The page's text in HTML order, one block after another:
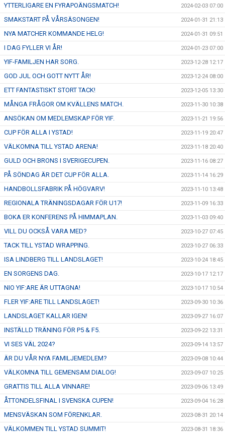
YTTERLIGARE EN FYRAPOÄNGSMATCH! 2024-02-03 07:00
SMAKSTART PÅ VÅRSÄSONGEN! 2024-01-31 21:13
NYA MATCHER KOMMANDE HELG! 2024-01-31 09:51
I DAG FYLLER VI ÅR! 2024-01-23 07:00
YIF-FAMILJEN HAR SORG. 2023-12-28 12:17
GOD JUL OCH GOTT NYTT ÅR! 2023-12-24 08:00
ETT FANTASTISKT STORT TACK! 2023-12-05 13:30
MÅNGA FRÅGOR OM KVÄLLENS MATCH. 2023-11-30 10:38
ANSÖKAN OM MEDLEMSKAP FÖR YIF. 2023-11-21 19:56
CUP FÖR ALLA I YSTAD! 2023-11-19 20:47
VÄLKOMNA TILL YSTAD ARENA! 2023-11-18 20:40
GULD OCH BRONS I SVERIGECUPEN. 2023-11-16 08:27
PÅ SÖNDAG ÄR DET CUP FÖR ALLA. 2023-11-14 16:29
HANDBOLLSFABRIK PÅ HÖGVARV! 2023-11-10 13:48
REGIONALA TRÄNINGSDAGAR FÖR U17! 2023-11-09 16:33
BOKA ER KONFERENS PÅ HIMMAPLAN. 2023-11-03 09:40
VILL DU OCKSÅ VARA MED? 2023-10-27 07:45
TACK TILL YSTAD WRAPPING. 2023-10-27 06:33
ISA LINDBERG TILL LANDSLAGET! 2023-10-24 18:45
EN SORGENS DAG. 2023-10-17 12:17
NIO YIF:ARE ÄR UTTAGNA! 2023-10-17 10:54
FLER YIF:ARE TILL LANDSLAGET! 2023-09-30 10:36
LANDSLAGET KALLAR IGEN! 2023-09-27 16:07
INSTÄLLD TRÄNING FÖR P5 & F5. 2023-09-22 13:31
VI SES VÄL 2024? 2023-09-14 13:57
ÄR DU VÅR NYA FAMILJEMEDLEM? 2023-09-08 10:44
VÄLKOMNA TILL GEMENSAM DIALOG! 2023-09-07 10:25
GRATTIS TILL ALLA VINNARE! 2023-09-06 13:49
ÅTTONDELSFINAL I SVENSKA CUPEN! 2023-09-04 16:28
MENSVÄSKAN SOM FÖRENKLAR. 2023-08-31 20:14
VÄLKOMMEN TILL YSTAD SUMMIT! 2023-08-31 18:36